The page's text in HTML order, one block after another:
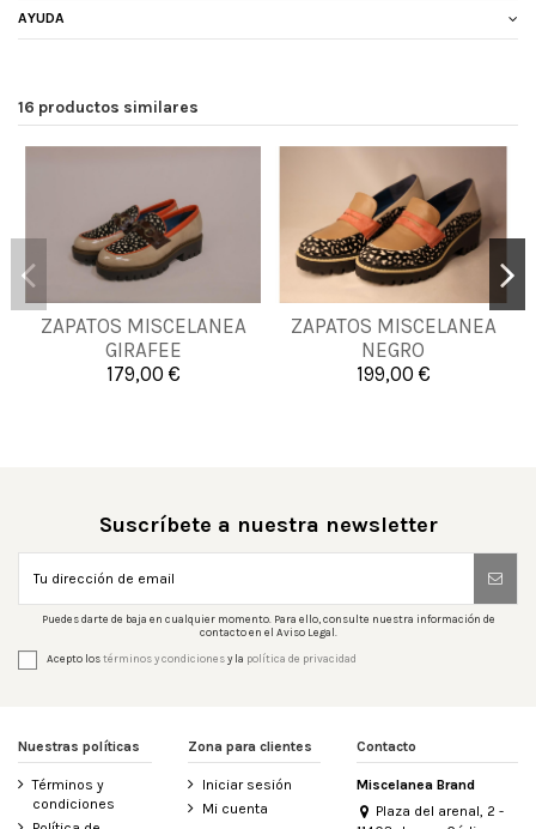
AYUDA
16 productos similares
ZAPATOS MISCELANEA
GIRAFEE
179,00 €
36 37
Añadir al carrito
ZAPATOS MISCELANEA
NEGRO
199,00 €
36 37 39
Añadir al carrito
Suscríbete a nuestra newsletter
Puedes darte de baja en cualquier momento. Para ello, consulte nuestra información de
contacto en el Aviso Legal.
Acepto lostérminos y condicionesy la política de privacidad
Nuestras políticas
Términos y
condiciones
Zona para clientes
Iniciar sesión
Mi cuenta
Contacto
Miscelanea Brand
Plaza del arenal, 2 -